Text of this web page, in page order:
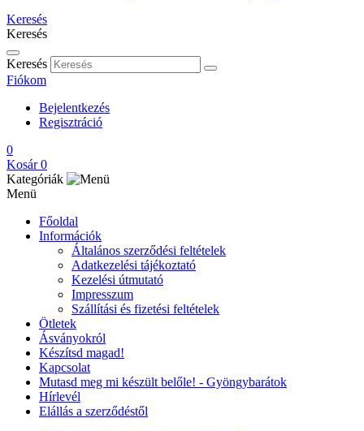
Keresés
Keresés
Keresés
Fiókom
Bejelentkezés
Regisztráció
0
Kosár 0
Kategóriák
Menü
Főoldal
Információk
Általános szerződési feltételek
Adatkezelési tájékoztató
Kezelési útmutató
Impresszum
Szállítási és fizetési feltételek
Ötletek
Ásványokról
Készítsd magad!
Kapcsolat
Mutasd meg mi készült belőle! - Gyöngybarátok
Hírlevél
Elállás a szerződéstől